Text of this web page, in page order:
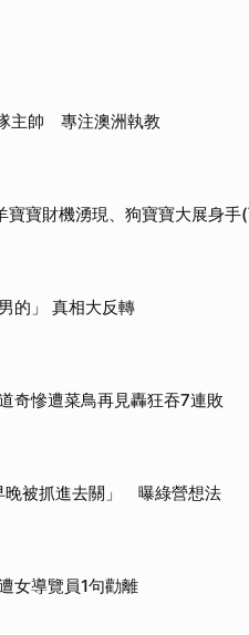
主帥 專注澳洲執教
寶寶財機湧現、狗寶寶大展身手
的」 真相大反轉
奇慘遭菜鳥再見轟狂吞7連敗
晚被抓進去關」 曝綠營想法
女導覽員1句勸離